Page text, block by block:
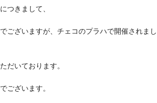
つきまして、
ございますが、チェコのプラハで開催されまし
だいております。
ございます。